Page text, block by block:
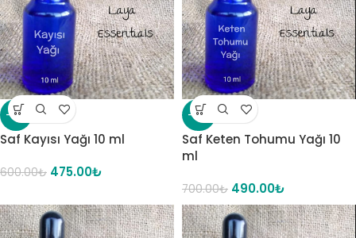
-21%
Saf Kayısı Yağı 10 ml
600.00₺ 475.00₺
-30%
Saf Keten Tohumu Yağı 10
ml
700.00₺ 490.00₺